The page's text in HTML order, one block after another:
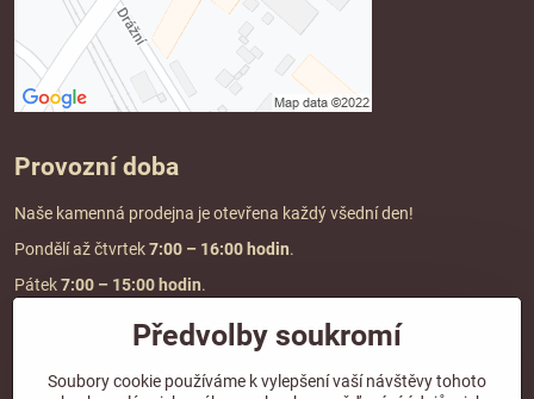
Provozní doba
Naše kamenná prodejna je otevřena každý všední den!
Pondělí až čtvrtek7:00 – 16:00 hodin.
Pátek7:00 – 15:00 hodin.
Doprava a platba
Předvolby soukromí
Soubory cookie používáme k vylepšení vaší návštěvy tohoto